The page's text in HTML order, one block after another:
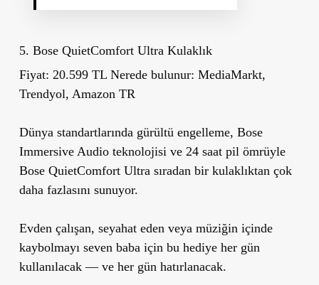
5. Bose QuietComfort Ultra Kulaklık
Fiyat: 20.599 TL Nerede bulunur: MediaMarkt,
Trendyol, Amazon TR
Dünya standartlarında gürültü engelleme, Bose
Immersive Audio teknolojisi ve 24 saat pil ömrüyle
Bose QuietComfort Ultra sıradan bir kulaklıktan çok
daha fazlasını sunuyor.
Evden çalışan, seyahat eden veya müziğin içinde
kaybolmayı seven baba için bu hediye her gün
kullanılacak — ve her gün hatırlanacak.